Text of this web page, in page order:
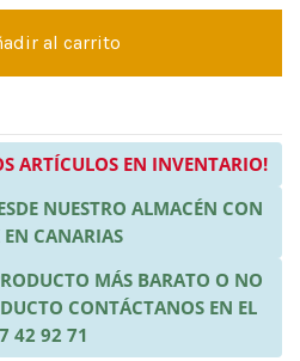
al carrito
ARTÍCULOS EN INVENTARIO!
NUESTRO ALMACÉN CON
EN CANARIAS
MÁS BARATO O NO
CONTÁCTANOS EN EL
42 92 71